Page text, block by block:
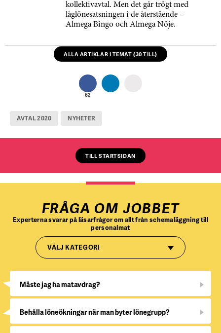
kollektivavtal. Men det går trögt med
låglönesatsningen i de återstående –
Almega Bingo och Almega Nöje.
ALLA ARTIKLAR I TEMAT (30 TILL)
62
AVTAL 2020 NYHETER
TILL STARTSIDAN
FRÅGA OM JOBBET
Experterna svarar på läsarfrågor om allt från schemaläggning till
personalmat
VÄLJ KATEGORI
Måste jag ha matavdrag?
Behålla löneökningar när man byter lönegrupp?